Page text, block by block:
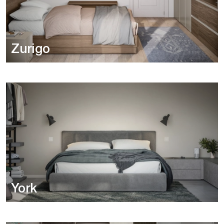
Zurigo
York